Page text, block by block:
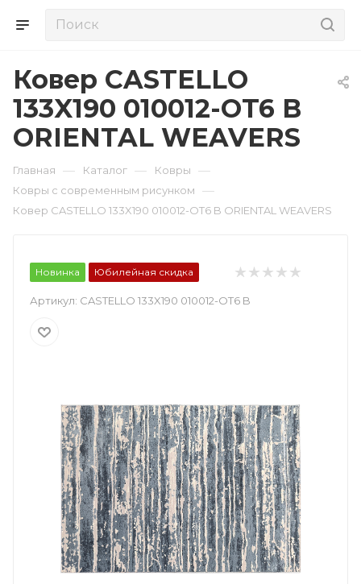
Ковер CASTELLO
133X190 010012-OT6 B
ORIENTAL WEAVERS
Главная — Каталог — Ковры —
Ковры с современным рисунком —
Ковер CASTELLO 133X190 010012-OT6 B ORIENTAL WEAVERS
Новинка Юбилейная скидка
Артикул: CASTELLO 133X190 010012-OT6 B